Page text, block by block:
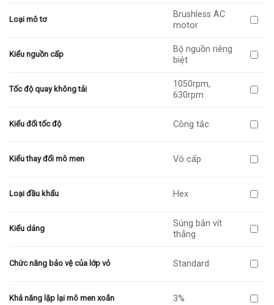
Loại mô tơ
Brushless AC
motor
Kiểu nguồn cấp
Bộ nguồn riêng
biệt
Tốc độ quay không tải
1050rpm,
630rpm
Kiểu đổi tốc độ Công tắc
Kiểu thay đổi mô men Vô cấp
Loại đầu khẩu Hex
Kiểu dáng
Súng bắn vít
thẳng
Chức năng bảo vệ của lớp vỏ Standard
Khả năng lặp lại mô men xoắn 3%